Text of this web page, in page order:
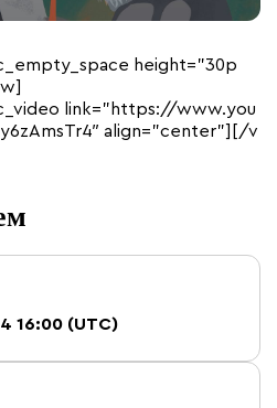
height=”30p
link=”https://www.you
align=”center”][/v
16:00 (UTC)